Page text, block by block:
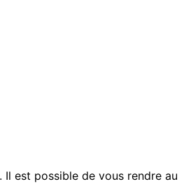
Il est possible de vous rendre au